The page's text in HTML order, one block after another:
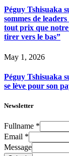
Péguy Tshisuaka
sommes de
tout prix que notre
tirer vers le bas”
May 1, 2026
Péguy Tshisuaka
se lève pour son
Newsletter
Fullname *
Email *
Message